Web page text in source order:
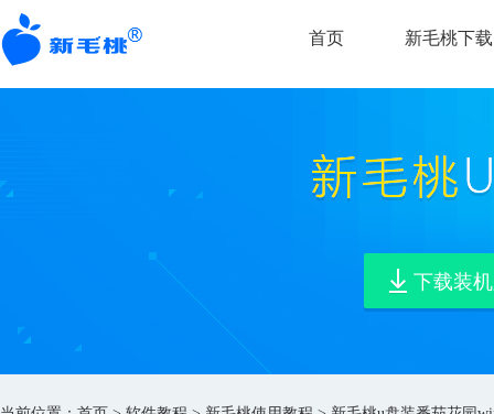
首页 新毛桃下载
下载装